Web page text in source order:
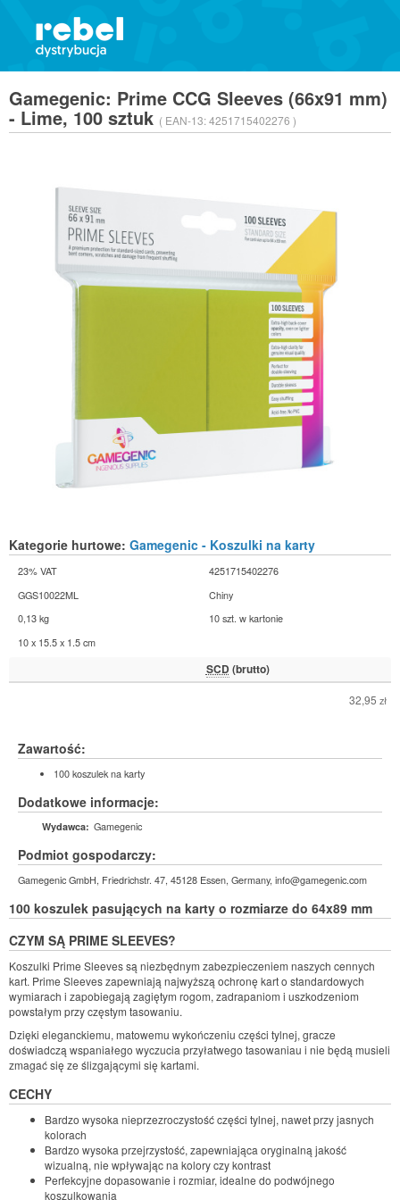
Gamegenic: Prime CCG Sleeves (66x91 mm)
- Lime, 100 sztuk ( EAN-13:4251715402276 )
Kategorie hurtowe: Gamegenic - Koszulki na karty
23% VAT
4251715402276
GGS10022ML
Chiny
0,13 kg
10 szt. w kartonie
10 x 15.5 x 1.5 cm
SCD (brutto)
32,95 zł
Zawartość:
100 koszulek na karty
Dodatkowe informacje:
Wydawca: Gamegenic
Podmiot gospodarczy:
Gamegenic GmbH, Friedrichstr. 47, 45128 Essen, Germany, info@gamegenic.com
100 koszulek pasujących na karty o rozmiarze do 64x89 mm
CZYM SĄ PRIME SLEEVES?
Koszulki Prime Sleeves są niezbędnym zabezpieczeniem naszych cennych
kart. Prime Sleeves zapewniają najwyższą ochronę kart o standardowych
wymiarach i zapobiegają zagiętym rogom, zadrapaniom i uszkodzeniom
powstałym przy częstym tasowaniu.
Dzięki eleganckiemu, matowemu wykończeniu części tylnej, gracze
doświadczą wspaniałego wyczucia przyłatwego tasowaniau i nie będą musieli
zmagać się ze ślizgającymi się kartami.
CECHY
Bardzo wysoka nieprzezroczystość części tylnej, nawet przy jasnych
kolorach
Bardzo wysoka przejrzystość, zapewniająca oryginalną jakość
wizualną, nie wpływając na kolory czy kontrast
Perfekcyjne dopasowanie i rozmiar, idealne do podwójnego
koszulkowania